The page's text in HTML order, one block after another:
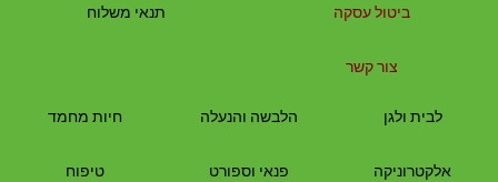
ביטול עסקה
צור קשר
תנאי משלוח
לבית ולגן
אלקטרוניקה
הלבשה והנעלה
פנאי וספורט
חיות מחמד
טיפוח